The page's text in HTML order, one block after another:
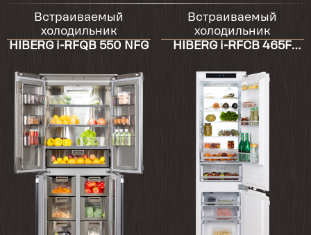
Встраиваемый
холодильник
HIBERG i-RFQB 550 NFG
Встраиваемый
холодильник
HIBERG i-RFCB 465F